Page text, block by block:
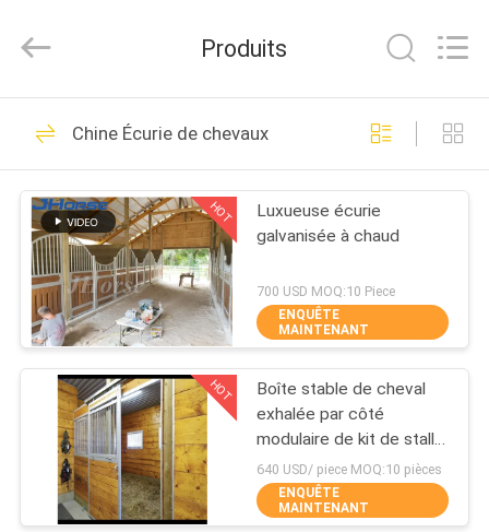
MAISON
DES
PRODUITS
AU
SUJET
DE
NOUS
VISITE
D'USINE
metal
products
All
Reserved.
Avants de stalle de
cheval
386
stalles européennes
de cheval
371
Produits
Chine Écurie de chevaux
HOT
Luxueuse écurie
galvanisée à chaud
700 USD MOQ:10 Piece
ENQUÊTE
MAINTENANT
HOT
Boîte stable de cheval
exhalée par côté
modulaire de kit de stalle
de cheval avec la porte
coulissante de longue vie
640 USD/ piece MOQ:10 pièces
ENQUÊTE
MAINTENANT